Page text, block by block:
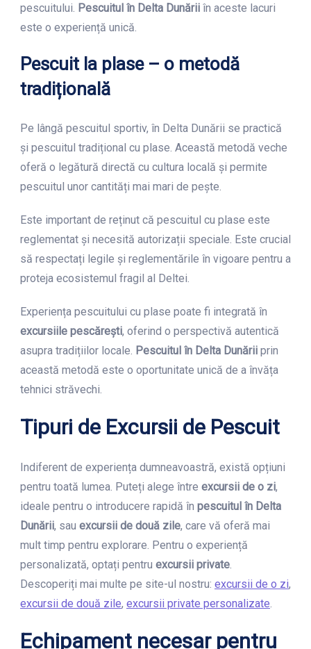
pescuitului. Pescuitul în Delta Dunării în aceste lacuri
este o experiență unică.
Pescuit la plase – o metodă
tradițională
Pe lângă pescuitul sportiv, în Delta Dunării se practică
și pescuitul tradițional cu plase. Această metodă veche
oferă o legătură directă cu cultura locală și permite
pescuitul unor cantități mai mari de pește.
Este important de reținut că pescuitul cu plase este
reglementat și necesită autorizații speciale. Este crucial
să respectați legile și reglementările în vigoare pentru a
proteja ecosistemul fragil al Deltei.
Experiența pescuitului cu plase poate fi integrată în
excursiile pescărești, oferind o perspectivă autentică
asupra tradițiilor locale. Pescuitul în Delta Dunării prin
această metodă este o oportunitate unică de a învăța
tehnici străvechi.
Tipuri de Excursii de Pescuit
Indiferent de experiența dumneavoastră, există opțiuni
pentru toată lumea. Puteți alege între excursii de o zi,
ideale pentru o introducere rapidă în pescuitul în Delta
Dunării, sau excursii de două zile, care vă oferă mai
mult timp pentru explorare. Pentru o experiență
personalizată, optați pentru excursii private.
Descoperiți mai multe pe site-ul nostru: excursii de o zi,
excursii de două zile, excursii private personalizate.
Echipament necesar pentru